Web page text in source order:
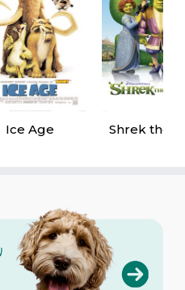
Ice Age Shrek the